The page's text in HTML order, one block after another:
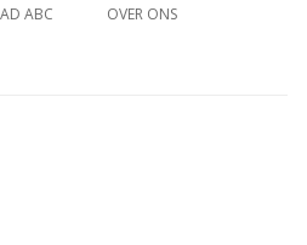
ABC OVER ONS